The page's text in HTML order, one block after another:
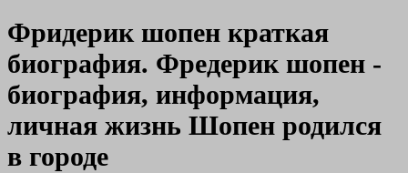
Фридерик шопен краткая
биография. Фредерик шопен -
биография, информация,
личная жизнь Шопен родился
в городе